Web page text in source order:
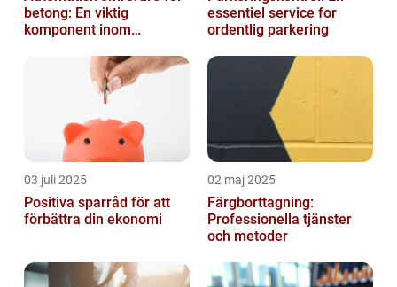
betong: En viktig
komponent inom
essentiel service for
ordentlig parkering
03 juli 2025
Positiva sparråd för att
förbättra din ekonomi
02 maj 2025
Färgborttagning:
Professionella tjänster
och metoder